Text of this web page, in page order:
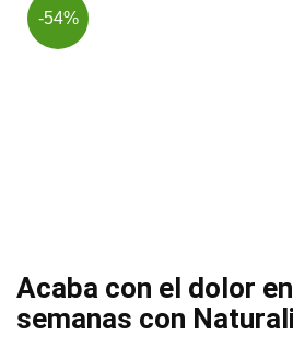
-54%
Acaba con el dolor
semanas con